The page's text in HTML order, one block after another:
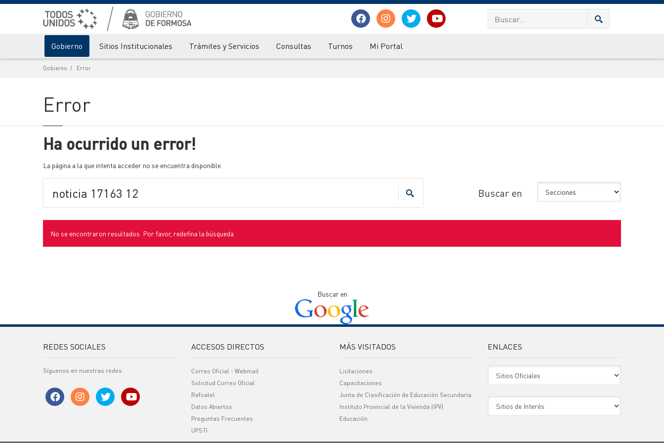
Gobierno Sitios Institucionales Trámites y Servicios Consultas Turnos Mi Portal
Gobierno Error
Error
Ha ocurrido un error!
La página a la que intenta acceder no se encuentra disponible.
Buscar en
No se encontraron resultados. Por favor, redefina la búsqueda.
Buscar en
REDES SOCIALES
Síguenos en nuestras redes
ACCESOS DIRECTOS
Correo Oficial - Webmail
Solicitud Correo Oficial
Refsatel
Datos Abiertos
Preguntas Frecuentes
UPSTI
MÁS VISITADOS
Licitaciones
Capacitaciones
Junta de Clasificación de Educación Secundaria
Instituto Provincial de la Vivienda (IPV)
Educación
ENLACES